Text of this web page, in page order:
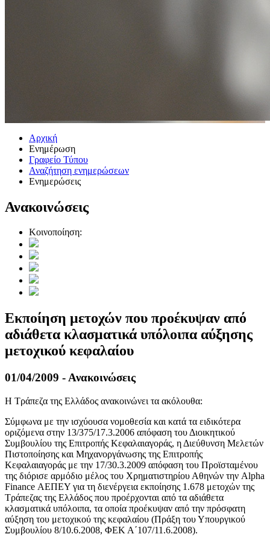
Αρχική
Ενημέρωση
Γραφείο Τύπου
Αναζήτηση ενημερώσεων
Ενημερώσεις
Ανακοινώσεις
Κοινοποίηση:
Εκποίηση μετοχών που προέκυψαν από
αδιάθετα κλασματικά υπόλοιπα αύξησης
μετοχικού κεφαλαίου
01/04/2009 - Ανακοινώσεις
Η Τράπεζα της Ελλάδος ανακοινώνει τα ακόλουθα:
Σύμφωνα με την ισχύουσα νομοθεσία και κατά τα ειδικότερα
οριζόμενα στην 13/375/17.3.2006 απόφαση του Διοικητικού
Συμβουλίου της Επιτροπής Κεφαλαιαγοράς, η Διεύθυνση Μελετών
Πιστοποίησης και Μηχανοργάνωσης της Επιτροπής
Κεφαλαιαγοράς με την 17/30.3.2009 απόφαση του Προϊσταμένου
της διόρισε αρμόδιο μέλος του Χρηματιστηρίου Αθηνών την Alpha
Finance ΑΕΠΕΥ για τη διενέργεια εκποίησης 1.678 μετοχών της
Τράπεζας της Ελλάδος που προέρχονται από τα αδιάθετα
κλασματικά υπόλοιπα, τα οποία προέκυψαν από την πρόσφατη
αύξηση του μετοχικού της κεφαλαίου (Πράξη του Υπουργικού
Συμβουλίου 8/10.6.2008, ΦΕΚ Α΄107/11.6.2008).